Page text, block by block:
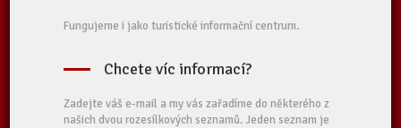
Fungujeme i jako turistické informační centrum.
Chcete víc informací?
Zadejte váš e-mail a my vás zařadíme do některého z
našich dvou rozesílkových seznamů. Jeden seznam je